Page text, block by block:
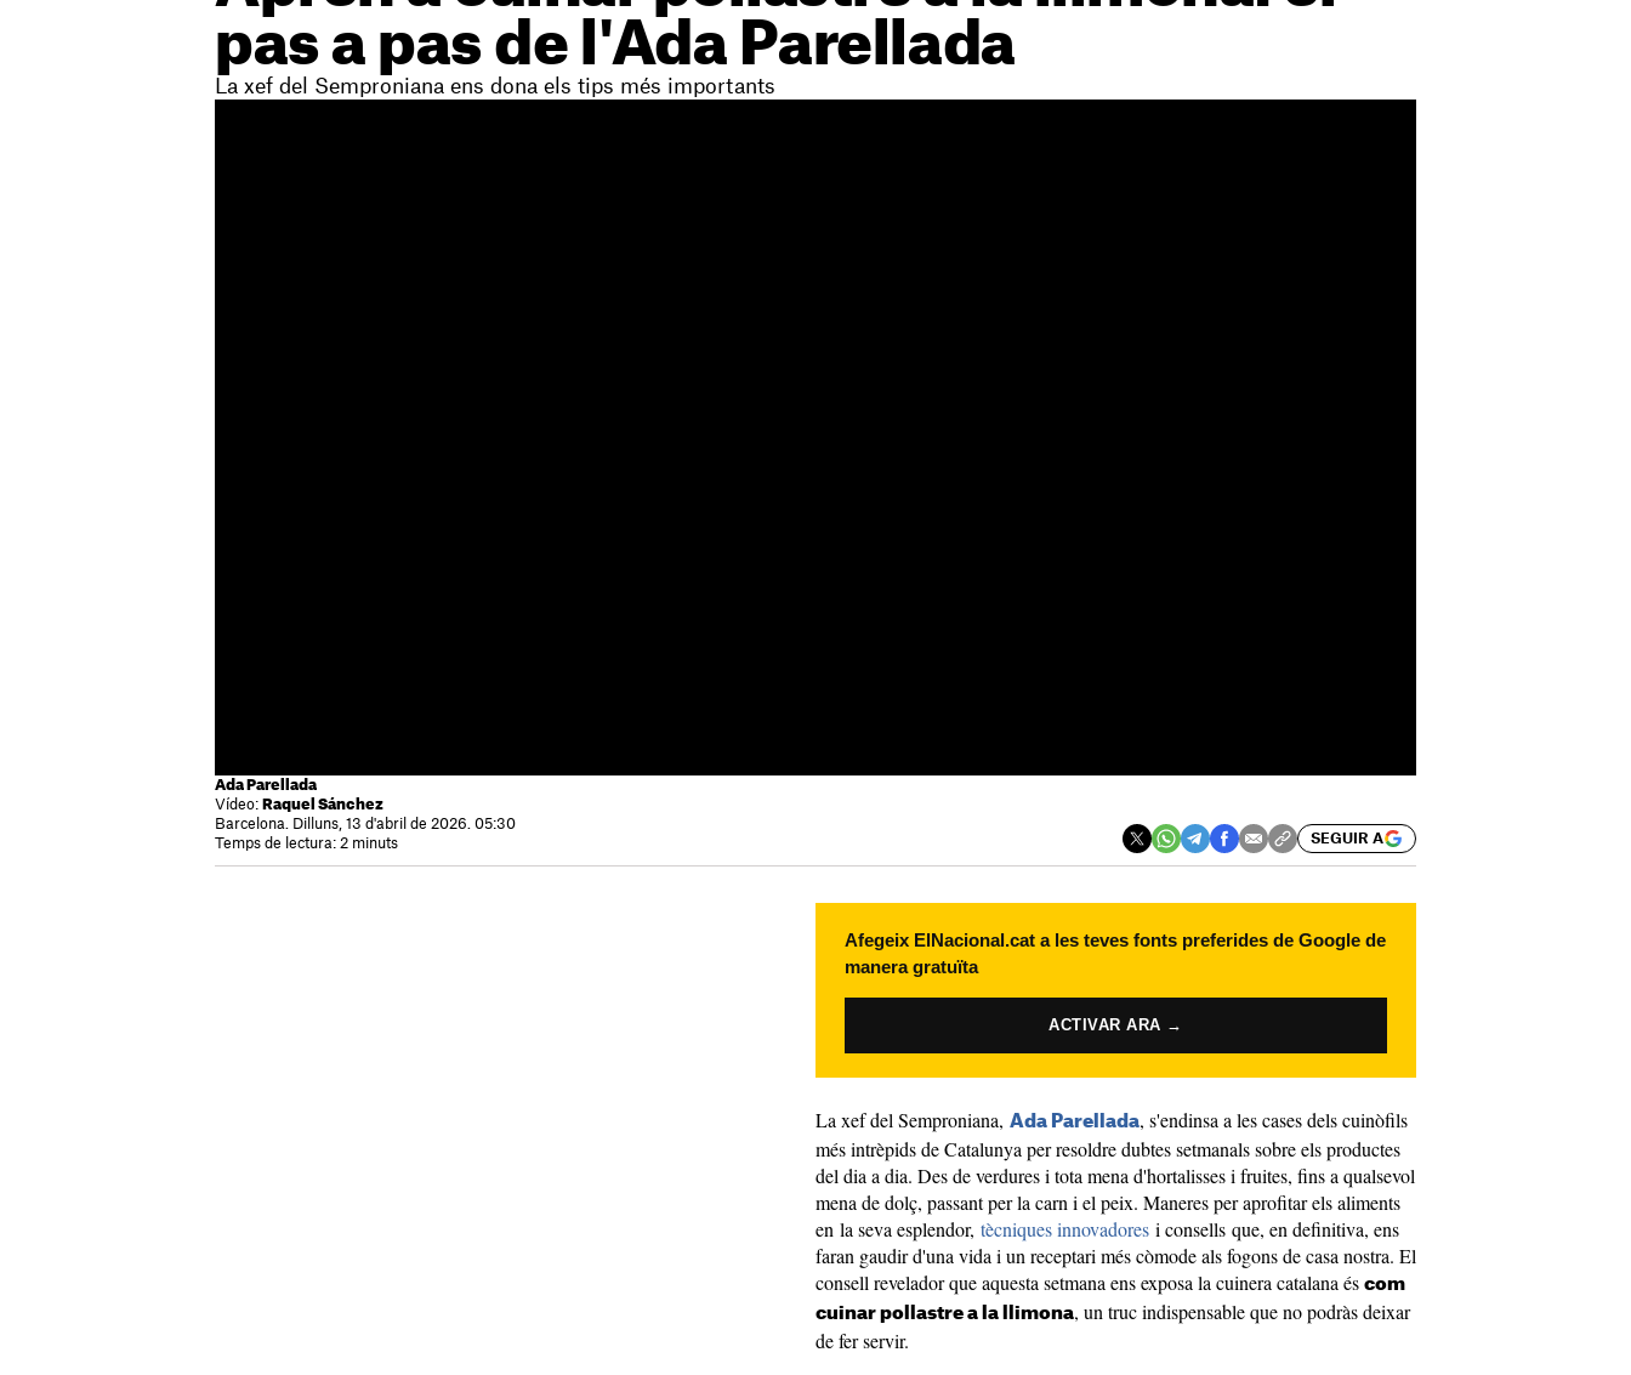
pas a pas de l'Ada Parellada
La xef del Semproniana ens dona els tips més importants
Ada Parellada
Vídeo: Raquel Sánchez
Barcelona. Dilluns, 13 d'abril de 2026. 05:30
Temps de lectura: 2 minuts
SEGUIR A
Afegeix ElNacional.cat a les teves fonts preferides de Google de
manera gratuïta
ACTIVAR ARA →
La xef del Semproniana, Ada Parellada, s'endinsa a les cases dels cuinòfils
més intrèpids de Catalunya per resoldre dubtes setmanals sobre els productes
del dia a dia. Des de verdures i tota mena d'hortalisses i fruites, fins a qualsevol
mena de dolç, passant per la carn i el peix. Maneres per aprofitar els aliments
en la seva esplendor, tècniques innovadores i consells que, en definitiva, ens
faran gaudir d'una vida i un receptari més còmode als fogons de casa nostra. El
consell revelador que aquesta setmana ens exposa la cuinera catalana és com
cuinar pollastre a la llimona, un truc indispensable que no podràs deixar
de fer servir.